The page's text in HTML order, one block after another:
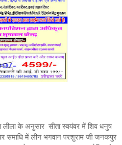
के अनुसार सीता स्वयंवर में शिव धनुष
समाधि में लीन भगवान परशुराम जी जनकपुर